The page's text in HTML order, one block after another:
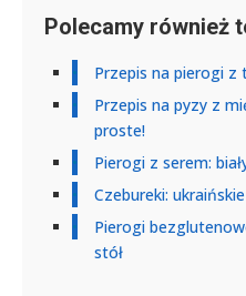
Polecamy również
Przepis na pierogi
Przepis na pyzy z
proste!
Pierogi z serem:
Czebureki:
Pierogi
stół